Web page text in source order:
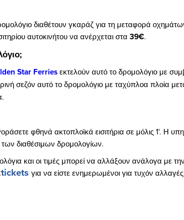
διαθέτουν γκαράζ για τη μεταφορά
αυτοκινήτου να ανέρχεται στα 39€.
Star Ferriesεκτελούν αυτό το δρομολόγιο με
σεζόν αυτό το δρομολόγιο με ταχύπλοα πλοία
φθηνά ακτοπλοϊκά εισιτήρια σε μόλις 1'. Η
των διαθέσιμων δρομολογίων.
και οι τιμές μπορεί να αλλάξουν ανάλογα με
tickets για να είστε ενημερωμένοι για τυχόν